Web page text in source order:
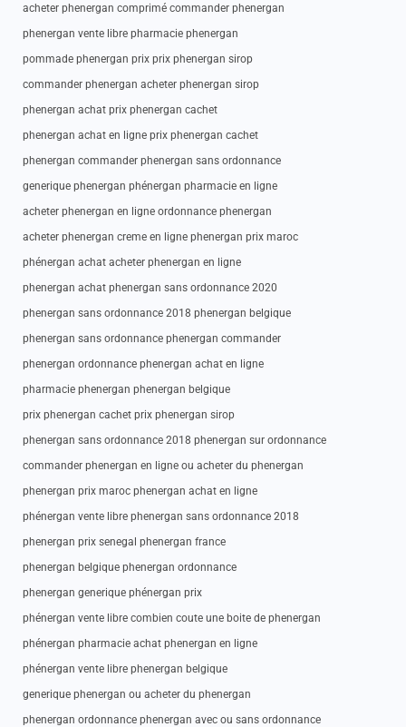
acheter phenergan comprimé commander phenergan
phenergan vente libre pharmacie phenergan
pommade phenergan prix prix phenergan sirop
commander phenergan acheter phenergan sirop
phenergan achat prix phenergan cachet
phenergan achat en ligne prix phenergan cachet
phenergan commander phenergan sans ordonnance
generique phenergan phénergan pharmacie en ligne
acheter phenergan en ligne ordonnance phenergan
acheter phenergan creme en ligne phenergan prix maroc
phénergan achat acheter phenergan en ligne
phenergan achat phenergan sans ordonnance 2020
phenergan sans ordonnance 2018 phenergan belgique
phenergan sans ordonnance phenergan commander
phenergan ordonnance phenergan achat en ligne
pharmacie phenergan phenergan belgique
prix phenergan cachet prix phenergan sirop
phenergan sans ordonnance 2018 phenergan sur ordonnance
commander phenergan en ligne ou acheter du phenergan
phenergan prix maroc phenergan achat en ligne
phénergan vente libre phenergan sans ordonnance 2018
phenergan prix senegal phenergan france
phenergan belgique phenergan ordonnance
phenergan generique phénergan prix
phénergan vente libre combien coute une boite de phenergan
phénergan pharmacie achat phenergan en ligne
phénergan vente libre phenergan belgique
generique phenergan ou acheter du phenergan
phenergan ordonnance phenergan avec ou sans ordonnance